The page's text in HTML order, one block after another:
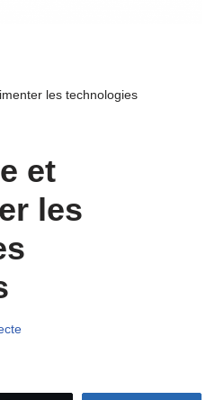
les technologies
et
les